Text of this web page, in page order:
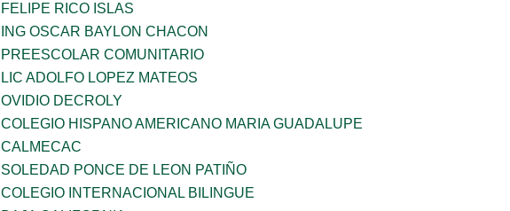
FELIPE RICO ISLAS
ING OSCAR BAYLON CHACON
PREESCOLAR COMUNITARIO
LIC ADOLFO LOPEZ MATEOS
OVIDIO DECROLY
COLEGIO HISPANO AMERICANO MARIA GUADALUPE
CALMECAC
SOLEDAD PONCE DE LEON PATIÑO
COLEGIO INTERNACIONAL BILINGUE